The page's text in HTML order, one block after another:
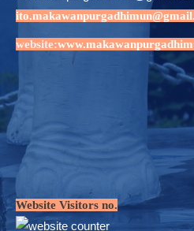
website:
Website Visitors no.